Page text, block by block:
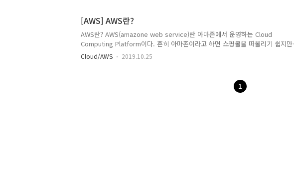
(운영 체제, 애플리케이션 서버, 애플리케이션)을 선택하는 화면이 나온다. 원하
는 AMI를 선택하면 되지만, 필자는 Linux Ubuntu가 익숙하므로 Ubuntu AMI를
선택하도록 하겠다. 선택 버튼을 누..
[AWS] AWS란?
AWS란? AWS(amazone web service)란 아마존에서 운영하는 Cloud
Computing Platform이다. 흔히 아마존이라고 하면 쇼핑몰을 떠올리기 쉽지만,
사실 아마존의 가장 큰 매출을 담당하고 유명한 서비스는 AWS이다. AWS를 이
용하면 손쉽게 클라우드로 서버를 구축할 수 있고, 개발자가 신경 써야 할 많은
경험해보아야 할 서비스라고 할 수 있다. On-premise란? 서버를 구축하는 가
장 일반적인 방법이다. 자체적으로 보유한 전산실 서버에 직적 서버를 설치하고
Cloud/AWS 2019.10.25
1